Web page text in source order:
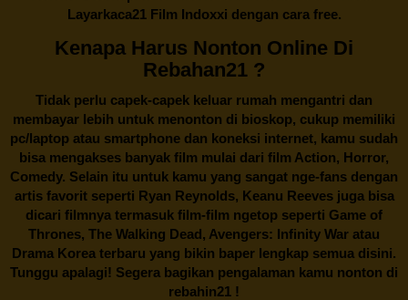
Layarkaca21 Film Indoxxi dengan cara free.
Kenapa Harus Nonton Online Di
Rebahan21 ?
Tidak perlu capek-capek keluar rumah mengantri dan
membayar lebih untuk menonton di bioskop, cukup memiliki
pc/laptop atau smartphone dan koneksi internet, kamu sudah
bisa mengakses banyak film mulai dari film Action, Horror,
Comedy. Selain itu untuk kamu yang sangat nge-fans dengan
artis favorit seperti Ryan Reynolds, Keanu Reeves juga bisa
dicari filmnya termasuk film-film ngetop seperti Game of
Thrones, The Walking Dead, Avengers: Infinity War atau
Drama Korea terbaru yang bikin baper lengkap semua disini.
Tunggu apalagi! Segera bagikan pengalaman kamu nonton di
rebahin21 !